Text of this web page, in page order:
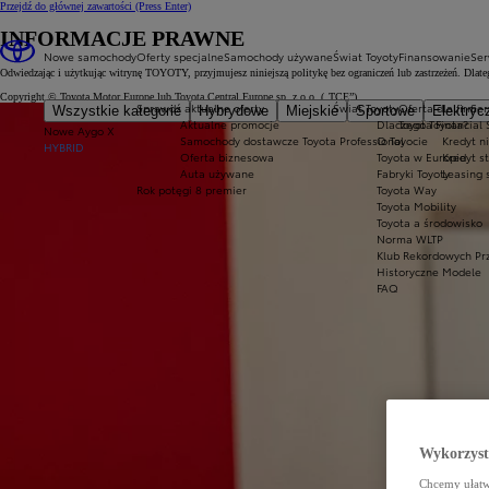
Przejdź do głównej zawartości (Press Enter)
Nowe samochody
Wszystkie kategorie Hybrydowe Miejskie Sportowe
Nowe Aygo X
HYBRID
Oferty specjalne
Sprawdź aktualne oferty
Aktualne promocje
Samochody dostawcze Toyota Professional
Oferta biznesowa
Auta używane
Rok potęgi 8 premier
Samochody używaneŚwiat Toyoty
Świat Toyoty
Dlaczego Toyota?
O Toyocie
Toyota w Europie
Fabryki Toyoty
Toyota Way
Toyota Mobility
Toyota a środowisko
Norma WLTP
Klub Rekordowych
Historyczne Modele
FAQ
Finansowanie
Oferta dla firm
Toyota Financial
Kredyt
Kredyt
Leasing
INFORMACJE PRAWNE
Odwiedzając i użytkując witrynę TOYOTY, przyjmujesz niniejszą politykę bez ograniczeń lub zastrzeżeń.
Copyright © Toyota Motor Europe lub Toyota Central Europe sp. z o.o. („TCE”)
Chcemy